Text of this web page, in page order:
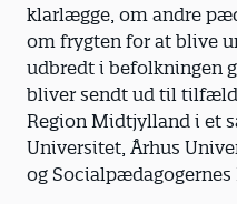
klarlægge, om andre
om frygten for at blive
udbredt i befolkningen
bliver sendt ud til
Region Midtjylland i et
Universitet, Århus
og Socialpædagogernes